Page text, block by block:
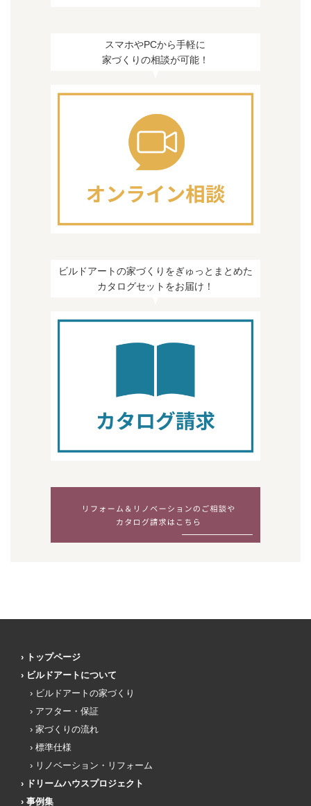
スマホやPCから手軽に
家づくりの相談が可能！
ビルドアートの家づくりをぎゅっとまとめた
カタログセットをお届け！
トップページ
ビルドアートについて
ビルドアートの家づくり
アフター・保証
家づくりの流れ
標準仕様
リノベーション・リフォーム
ドリームハウスプロジェクト
事例集